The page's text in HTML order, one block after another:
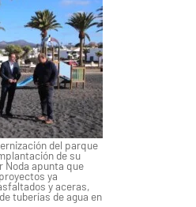
del parque
de su
Noda apunta que
ya
y aceras,
tuberías de agua en